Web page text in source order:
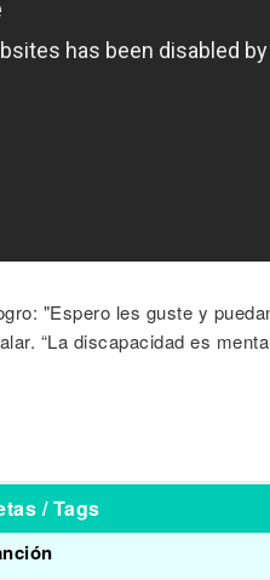
"Espero les guste y
“La discapacidad es
/ Tags